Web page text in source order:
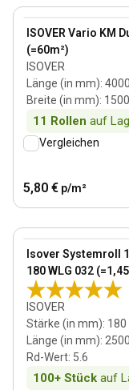
ISOVER Vario KM
(=60m²)
ISOVER
Länge (in mm):
Breite (in mm): 1500
11 Rollen auf
View product
Vergleichen
5,80 € p/m²
Isover Systemroll
180 WLG 032
ISOVER
Stärke (in mm): 180
Länge (in mm): 2500
Rd-Wert: 5.6
100+ Stück auf
View product